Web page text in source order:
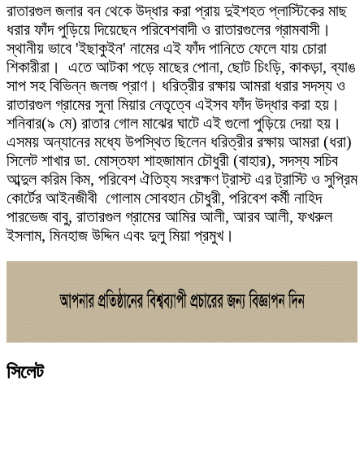
রাতারগুল জলার বন থেকে উদ্ধার করা প্রায় দুইশহত প্লাস্টিকের মাছ
ধরার ফাঁদ পুড়িয়ে দিয়েছেন পরিবেশবাদী ও রাতারগুলের গ্রামবাসী।
স্থানীয় ভাবে 'ইছাকুইন' নামের এই ফাঁদ পানিতে ফেলে যায় চোরা
শিকারীরা। এতে আটকা পড়ে মাছের পোনা, ছোট চিংড়ি, কাকড়া, ব্যাঙ
সাপ সহ বিভিন্ন জলজ প্রাণ। ধরিত্রীর রক্ষায় আমরা ধরার সদস্য ও
রাতারগুল গ্রামের সুনা মিয়ার নেতৃত্বে এইসব ফাঁদ উদ্ধার করা হয়।
শনিবার(৯ মে) রাতার গোল মাঝের ঘাটে এই গুলো পুড়িয়ে দেয়া হয়।
এসময় অন্যানের মধ্যে উপস্থিত ছিলেন ধরিত্রীর রক্ষায় আমরা (ধরা)
সিলেট শাখার ডা. মোস্তফা শাহজামান চৌধুরী (বাহার), সদস্য সচিব
আব্দুল করিম কিম, পরিবেশ ঐতিহ্য সংরক্ষণ ট্রাস্ট এর ট্রাস্টি ও সুপ্রিম
কোর্টের আইনজীবী গোলাম সোবহান চৌধুরী, পরিবেশ কর্মী নাহিদ
পারভেজ বাবু, রাতারগুল গ্রামের আমির আলী, আরব আলী, ফখরুল
ইসলাম, মিনহাজ উদ্দিন এবং দুলু মিয়া প্রমুখ।
সিলেট